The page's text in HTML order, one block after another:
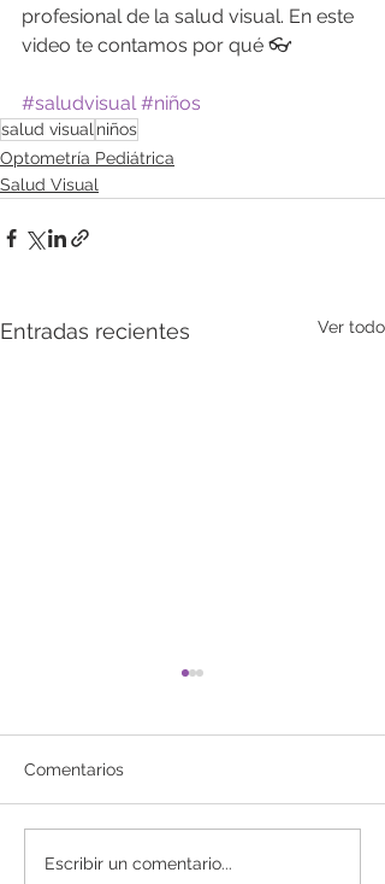
profesional de la salud visual. En este
video te contamos por qué 👓
#saludvisual #niños
salud visual niños
Optometría Pediátrica
Salud Visual
Entradas recientes Ver todo
10 Ejercicios geniales
Comentarios
Escribir un comentario...